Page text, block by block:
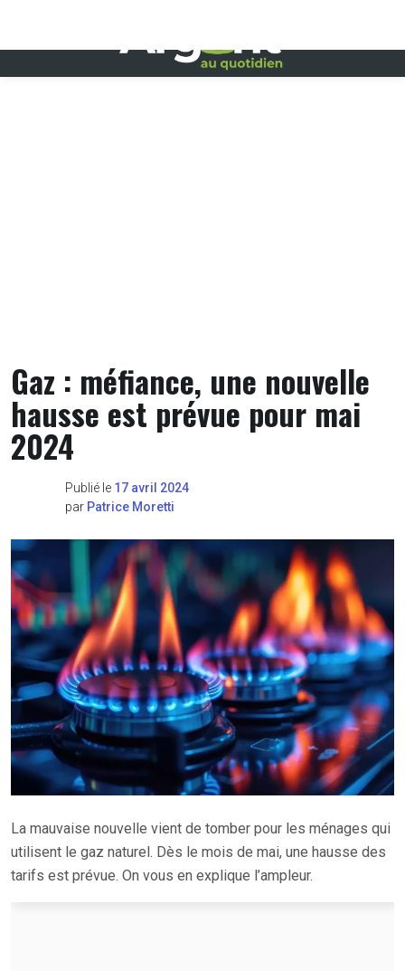
content
Gaz : méfiance, une nouvelle
hausse est prévue pour mai
2024
Publié le 17 avril 2024
par Patrice Moretti
La mauvaise nouvelle vient de tomber pour les ménages qui
utilisent le gaz naturel. Dès le mois de mai, une hausse des
tarifs est prévue. On vous en explique l’ampleur.